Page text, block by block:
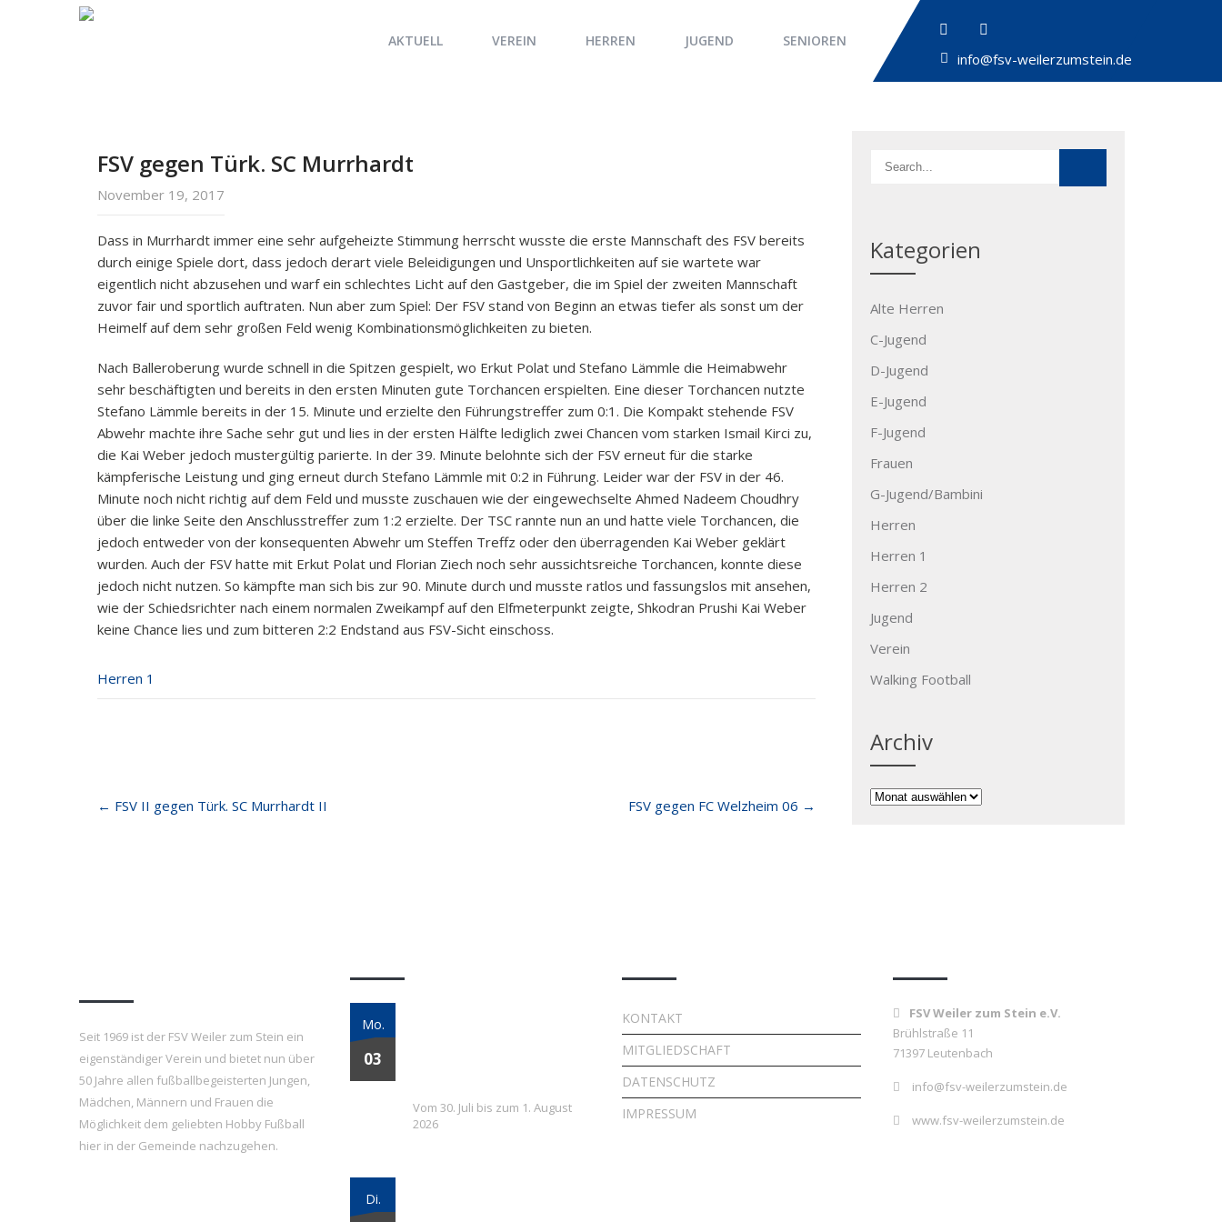
info@fsv-weilerzumstein.de
AKTUELL VEREIN HERREN JUGEND SENIOREN
FSV gegen Türk. SC Murrhardt
November 19, 2017
Dass in Murrhardt immer eine sehr aufgeheizte Stimmung herrscht wusste die erste Mannschaft des FSV bereits
durch einige Spiele dort, dass jedoch derart viele Beleidigungen und Unsportlichkeiten auf sie wartete war
eigentlich nicht abzusehen und warf ein schlechtes Licht auf den Gastgeber, die im Spiel der zweiten Mannschaft
zuvor fair und sportlich auftraten. Nun aber zum Spiel: Der FSV stand von Beginn an etwas tiefer als sonst um der
Heimelf auf dem sehr großen Feld wenig Kombinationsmöglichkeiten zu bieten.
Nach Balleroberung wurde schnell in die Spitzen gespielt, wo Erkut Polat und Stefano Lämmle die Heimabwehr
sehr beschäftigten und bereits in den ersten Minuten gute Torchancen erspielten. Eine dieser Torchancen nutzte
Stefano Lämmle bereits in der 15. Minute und erzielte den Führungstreffer zum 0:1. Die Kompakt stehende FSV
Abwehr machte ihre Sache sehr gut und lies in der ersten Hälfte lediglich zwei Chancen vom starken Ismail Kirci zu,
die Kai Weber jedoch mustergültig parierte. In der 39. Minute belohnte sich der FSV erneut für die starke
kämpferische Leistung und ging erneut durch Stefano Lämmle mit 0:2 in Führung. Leider war der FSV in der 46.
Minute noch nicht richtig auf dem Feld und musste zuschauen wie der eingewechselte Ahmed Nadeem Choudhry
über die linke Seite den Anschlusstreffer zum 1:2 erzielte. Der TSC rannte nun an und hatte viele Torchancen, die
jedoch entweder von der konsequenten Abwehr um Steffen Treffz oder den überragenden Kai Weber geklärt
wurden. Auch der FSV hatte mit Erkut Polat und Florian Ziech noch sehr aussichtsreiche Torchancen, konnte diese
jedoch nicht nutzen. So kämpfte man sich bis zur 90. Minute durch und musste ratlos und fassungslos mit ansehen,
wie der Schiedsrichter nach einem normalen Zweikampf auf den Elfmeterpunkt zeigte, Shkodran Prushi Kai Weber
keine Chance lies und zum bitteren 2:2 Endstand aus FSV-Sicht einschoss.
Herren 1
Post
navigation
← FSV II gegen Türk. SC Murrhardt II FSV gegen FC Welzheim 06 →
Kategorien
Alte Herren
C-Jugend
D-Jugend
E-Jugend
F-Jugend
Frauen
G-Jugend/Bambini
Herren
Herren 1
Herren 2
Jugend
Verein
Walking Football
Archiv
Archiv
Seit 1969 ist der FSV Weiler zum Stein ein
eigenständiger Verein und bietet nun über
50 Jahre allen fußballbegeisterten Jungen,
Mädchen, Männern und Frauen die
Möglichkeit dem geliebten Hobby Fußball
hier in der Gemeinde nachzugehen.
Mo.
03
Vom 30. Juli bis zum 1. August
2026
Di.
KONTAKT
MITGLIEDSCHAFT
DATENSCHUTZ
IMPRESSUM
FSV Weiler zum Stein e.V.
Brühlstraße 11
71397 Leutenbach
info@fsv-weilerzumstein.de
www.fsv-weilerzumstein.de